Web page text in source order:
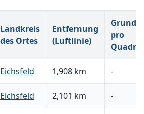
Landkreis
des Ortes
Entfernung
(Luftlinie)
pro
Eichsfeld 1,908 km -
Eichsfeld 2,101 km -